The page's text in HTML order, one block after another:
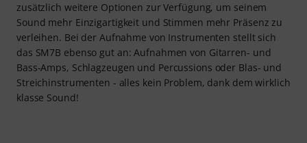
zusätzlich weitere Optionen zur Verfügung, um seinem
Sound mehr Einzigartigkeit und Stimmen mehr Präsenz zu
verleihen. Bei der Aufnahme von Instrumenten stellt sich
das SM7B ebenso gut an: Aufnahmen von Gitarren- und
Bass-Amps, Schlagzeugen und Percussions oder Blas- und
Streichinstrumenten - alles kein Problem, dank dem wirklich
klasse Sound!